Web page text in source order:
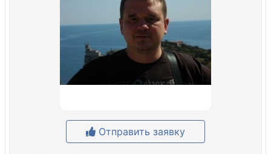
Отправить заявку